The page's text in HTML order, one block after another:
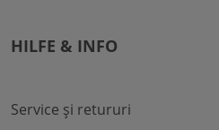
HILFE & INFO
Service și retururi